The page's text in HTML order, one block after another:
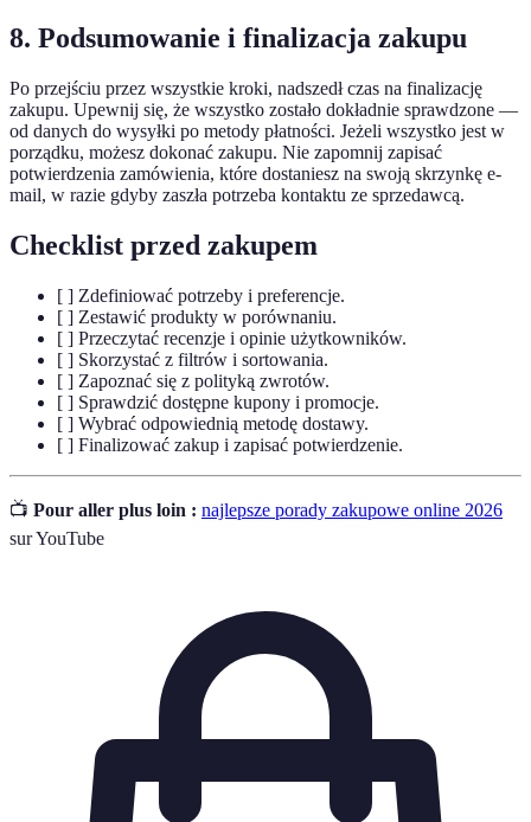
8. Podsumowanie i finalizacja zakupu
Po przejściu przez wszystkie kroki, nadszedł czas na finalizację
zakupu. Upewnij się, że wszystko zostało dokładnie sprawdzone —
od danych do wysyłki po metody płatności. Jeżeli wszystko jest w
porządku, możesz dokonać zakupu. Nie zapomnij zapisać
potwierdzenia zamówienia, które dostaniesz na swoją skrzynkę e-
mail, w razie gdyby zaszła potrzeba kontaktu ze sprzedawcą.
Checklist przed zakupem
[ ] Zdefiniować potrzeby i preferencje.
[ ] Zestawić produkty w porównaniu.
[ ] Przeczytać recenzje i opinie użytkowników.
[ ] Skorzystać z filtrów i sortowania.
[ ] Zapoznać się z polityką zwrotów.
[ ] Sprawdzić dostępne kupony i promocje.
[ ] Wybrać odpowiednią metodę dostawy.
[ ] Finalizować zakup i zapisać potwierdzenie.
📺 Pour aller plus loin : najlepsze porady zakupowe online 2026
sur YouTube